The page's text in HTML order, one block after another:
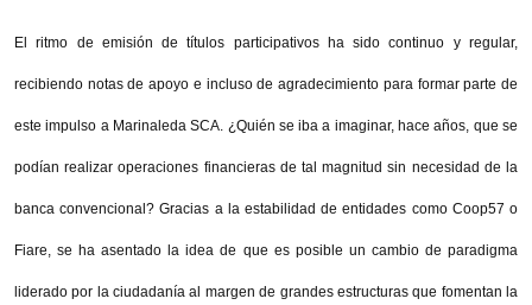
El ritmo de emisión de títulos participativos ha sido continuo y regular,
recibiendo notas de apoyo e incluso de agradecimiento para formar parte de
este impulso a Marinaleda SCA. ¿Quién se iba a imaginar, hace años, que se
podían realizar operaciones financieras de tal magnitud sin necesidad de la
banca convencional? Gracias a la estabilidad de entidades como Coop57 o
Fiare, se ha asentado la idea de que es posible un cambio de paradigma
liderado por la ciudadanía al margen de grandes estructuras que fomentan la